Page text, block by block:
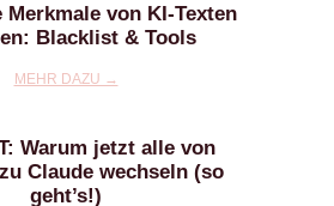
Merkmale von KI-Texten
Blacklist & Tools
MEHR DAZU →
Warum jetzt alle von
Claude wechseln (so
geht’s!)